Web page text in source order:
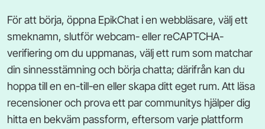
För att börja, öppna EpikChat i en webbläsare, välj ett
smeknamn, slutför webcam- eller reCAPTCHA-
verifiering om du uppmanas, välj ett rum som matchar
din sinnesstämning och börja chatta; därifrån kan du
hoppa till en en-till-en eller skapa ditt eget rum. Att läsa
recensioner och prova ett par communitys hjälper dig
hitta en bekväm passform, eftersom varje plattform